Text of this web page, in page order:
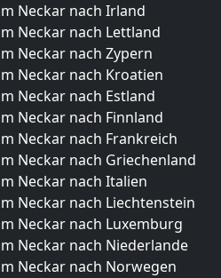
Neckar nach Irland
Neckar nach Lettland
Neckar nach Zypern
Neckar nach Kroatien
Neckar nach Estland
Neckar nach Finnland
Neckar nach Frankreich
Neckar nach Griechenland
Neckar nach Italien
Neckar nach Liechtenstein
Neckar nach Luxemburg
Neckar nach Niederlande
Neckar nach Norwegen